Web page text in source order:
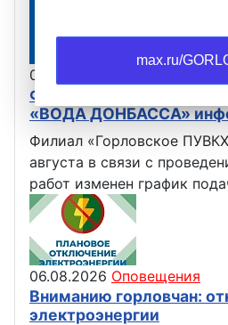
07.08.2026
Филиал «Горловское
«ВОДА ДОНБАССА»
Филиал «Горловское
августа в связи с
работ изменен график
06.08.2026 Оповещения
Вниманию горловчан:
электроэнергии
max.ru/